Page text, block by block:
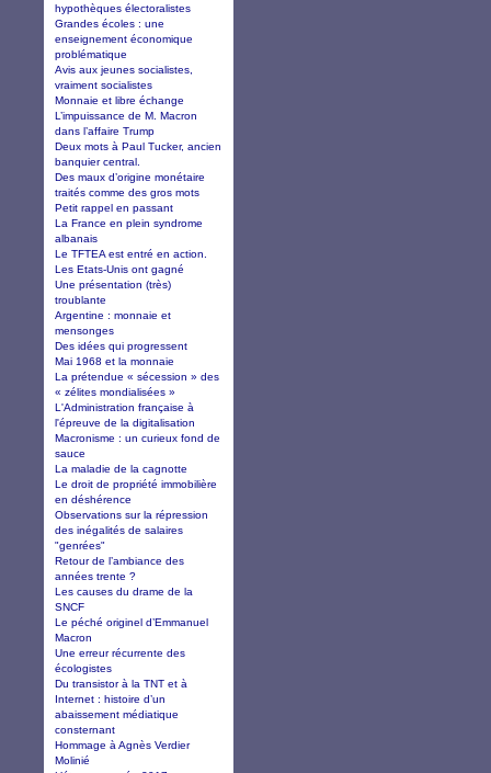
hypothèques électoralistes
Grandes écoles : une
enseignement économique
problématique
Avis aux jeunes socialistes,
vraiment socialistes
Monnaie et libre échange
L’impuissance de M. Macron
dans l’affaire Trump
Deux mots à Paul Tucker, ancien
banquier central.
Des maux d’origine monétaire
traités comme des gros mots
Petit rappel en passant
La France en plein syndrome
albanais
Le TFTEA est entré en action.
Les Etats-Unis ont gagné
Une présentation (très)
troublante
Argentine : monnaie et
mensonges
Des idées qui progressent
Mai 1968 et la monnaie
La prétendue « sécession » des
« zélites mondialisées »
L'Administration française à
l'épreuve de la digitalisation
Macronisme : un curieux fond de
sauce
La maladie de la cagnotte
Le droit de propriété immobilière
en déshérence
Observations sur la répression
des inégalités de salaires
"genrées"
Retour de l’ambiance des
années trente ?
Les causes du drame de la
SNCF
Le péché originel d’Emmanuel
Macron
Une erreur récurrente des
écologistes
Du transistor à la TNT et à
Internet : histoire d’un
abaissement médiatique
consternant
Hommage à Agnès Verdier
Molinié